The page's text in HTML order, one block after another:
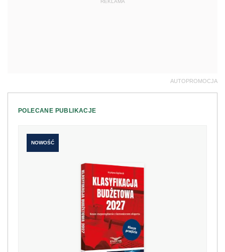
REKLAMA
AUTOPROMOCJA
POLECANE PUBLIKACJE
NOWOŚĆ